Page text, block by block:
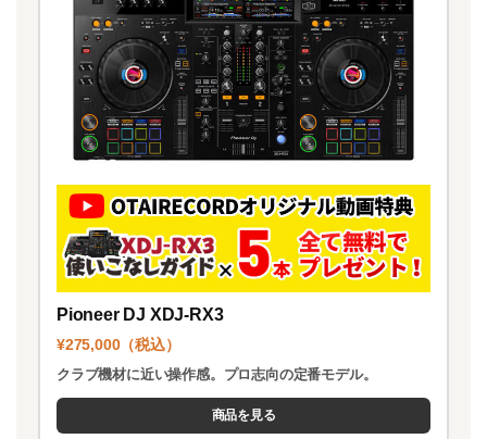
Pioneer DJ XDJ-RX3
¥275,000（税込）
クラブ機材に近い操作感。プロ志向の定番モデル。
商品を見る